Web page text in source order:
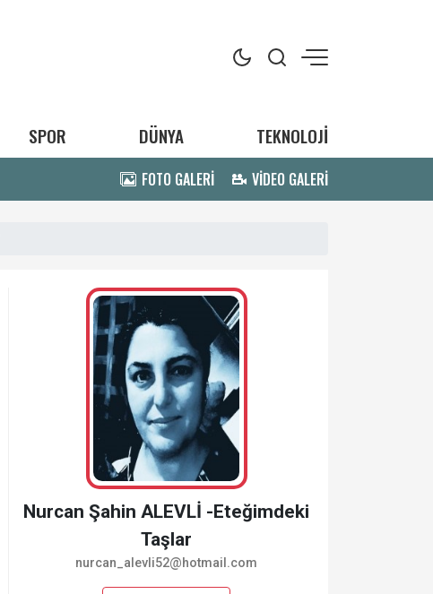
SPOR DÜNYA TEKNOLOJİ
FOTO GALERİ VİDEO GALERİ
Nurcan Şahin ALEVLİ -Eteğimdeki
Taşlar
nurcan_alevli52@hotmail.com